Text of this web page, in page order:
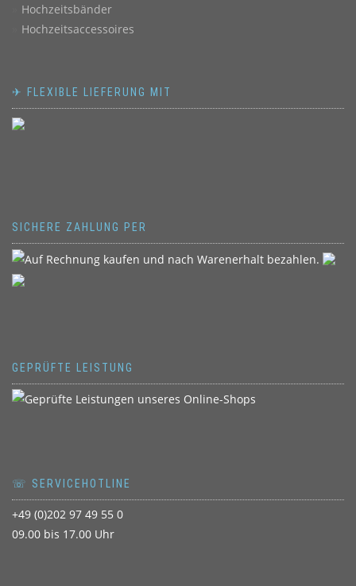
Hochzeitsbänder
Hochzeitsaccessoires
✈ FLEXIBLE LIEFERUNG MIT
SICHERE ZAHLUNG PER
GEPRÜFTE LEISTUNG
☏ SERVICEHOTLINE
+49 (0)202 97 49 55 0
09.00 bis 17.00 Uhr